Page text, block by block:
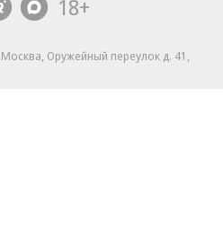
18+
Оружейный переулок д. 41,